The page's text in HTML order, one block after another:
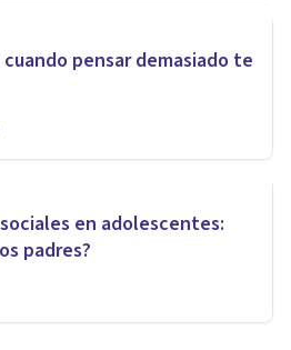
cuando pensar demasiado te
en adolescentes:
padres?